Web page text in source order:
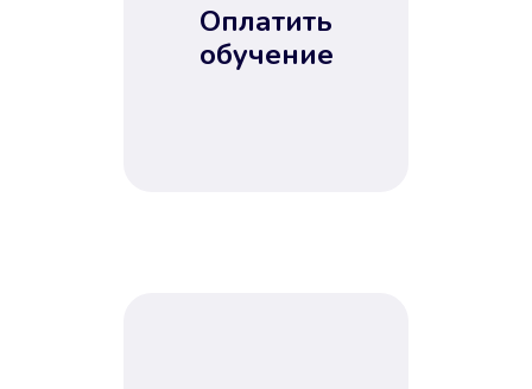
Оплатить
обучение